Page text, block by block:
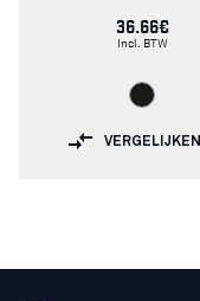
36.66€
Incl. BTW
VERGELIJKEN